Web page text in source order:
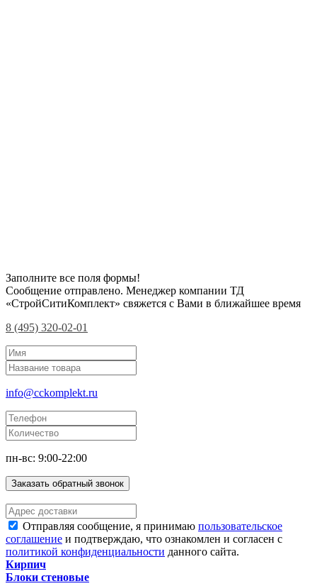
Заполните все поля формы!
Сообщение отправлено. Менеджер компании ТД
«СтройСитиКомплект» свяжется с Вами в ближайшее время
8 (495) 320-02-01
info@cckomplekt.ru
пн-вс: 9:00-22:00
Заказать обратный звонок
Отправляя сообщение, я принимаю пользовательское
соглашение и подтверждаю, что ознакомлен и согласен с
политикой конфиденциальности данного сайта.
Кирпич
Блоки стеновые